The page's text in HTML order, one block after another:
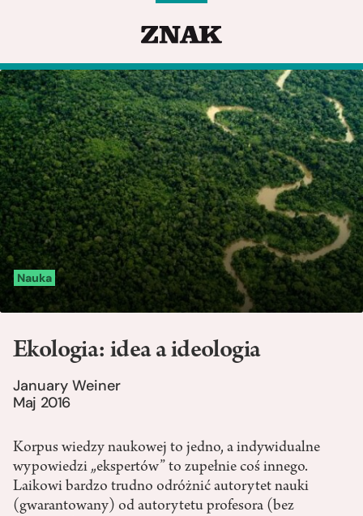
Nauka
Ekologia: idea a ideologia
January Weiner
Maj 2016
Korpus wiedzy naukowej to jedno, a indywidualne
wypowiedzi „ekspertów” to zupełnie coś innego.
Laikowi bardzo trudno odróżnić autorytet nauki
(gwarantowany) od autorytetu profesora (bez